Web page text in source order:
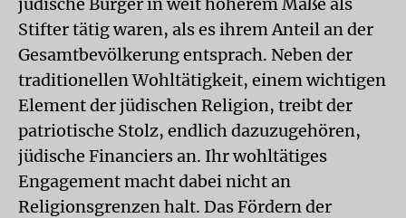
Stifter tätig waren, als es ihrem Anteil an der
Gesamtbevölkerung entsprach. Neben der
traditionellen Wohltätigkeit, einem wichtigen
Element der jüdischen Religion, treibt der
patriotische Stolz, endlich dazuzugehören,
jüdische Financiers an. Ihr wohltätiges
Engagement macht dabei nicht an
Religionsgrenzen halt. Das Fördern der